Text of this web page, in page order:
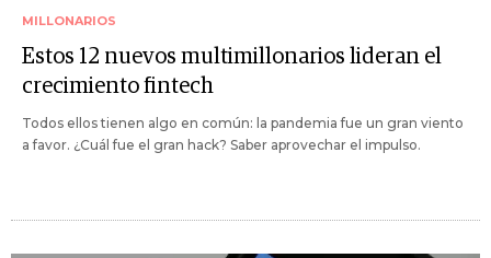
MILLONARIOS
Estos 12 nuevos multimillonarios lideran el
crecimiento fintech
Todos ellos tienen algo en común: la pandemia fue un gran viento
a favor. ¿Cuál fue el gran hack? Saber aprovechar el impulso.